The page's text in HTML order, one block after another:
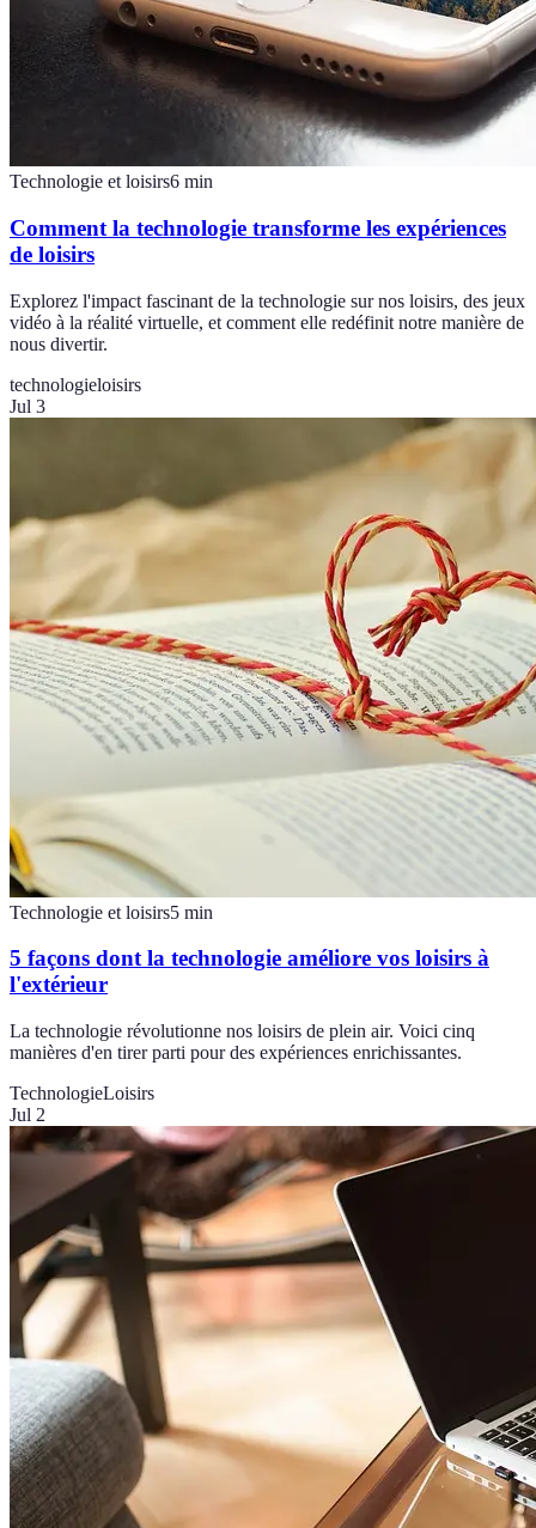
Technologie et loisirs6 min
Comment la technologie transforme les expériences
de loisirs
Explorez l'impact fascinant de la technologie sur nos loisirs, des jeux
vidéo à la réalité virtuelle, et comment elle redéfinit notre manière de
nous divertir.
technologieloisirs
Jul 3
Technologie et loisirs5 min
5 façons dont la technologie améliore vos loisirs à
l'extérieur
La technologie révolutionne nos loisirs de plein air. Voici cinq
manières d'en tirer parti pour des expériences enrichissantes.
TechnologieLoisirs
Jul 2